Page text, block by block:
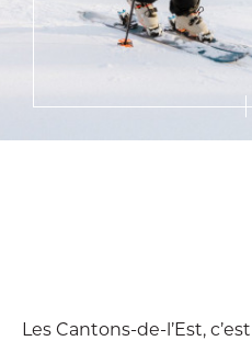
Les Cantons-de-l’Est,